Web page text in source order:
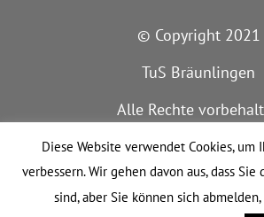
© Copyright 2021
TuS Bräunlingen
Alle Rechte
IMPRESSUM
DATENSCHUTZ
Diese Website verwendet Cookies, um
verbessern. Wir gehen davon aus, dass
sind, aber Sie können sich